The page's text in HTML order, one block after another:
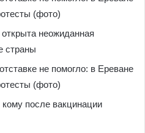
неожиданная
страны
после вакцинации